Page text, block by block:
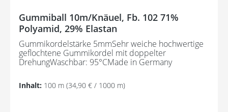
Gummiball 10m/Knäuel, Fb. 102 71%
Polyamid, 29% Elastan
Gummikordelstärke 5mmSehr weiche hochwertige
geflochtene Gummikordel mit doppelter
DrehungWaschbar: 95°CMade in Germany
Inhalt: 100 m (34,90 € / 1000 m)